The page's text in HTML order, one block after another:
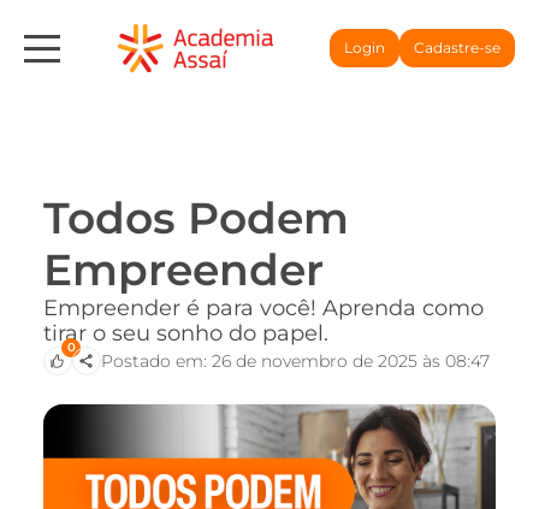
Login Cadastre-se
Todos Podem
Empreender
Empreender é para você! Aprenda como
tirar o seu sonho do papel.
0
Postado em: 26 de novembro de 2025 às 08:47